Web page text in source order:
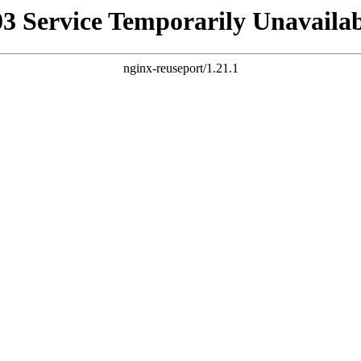
Service Temporarily
nginx-reuseport/1.21.1